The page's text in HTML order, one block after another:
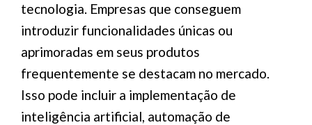
tecnologia. Empresas que conseguem
introduzir funcionalidades únicas ou
aprimoradas em seus produtos
frequentemente se destacam no mercado.
Isso pode incluir a implementação de
inteligência artificial, automação de